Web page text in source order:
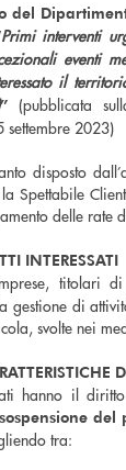
del
Primi interventi
eventi
il
”(pubblicata
2023)
disposto
Spettabile
delle rate
INTERESSATI
titolari di
gestione di
svolte nei
hanno il
sospensione
tra: